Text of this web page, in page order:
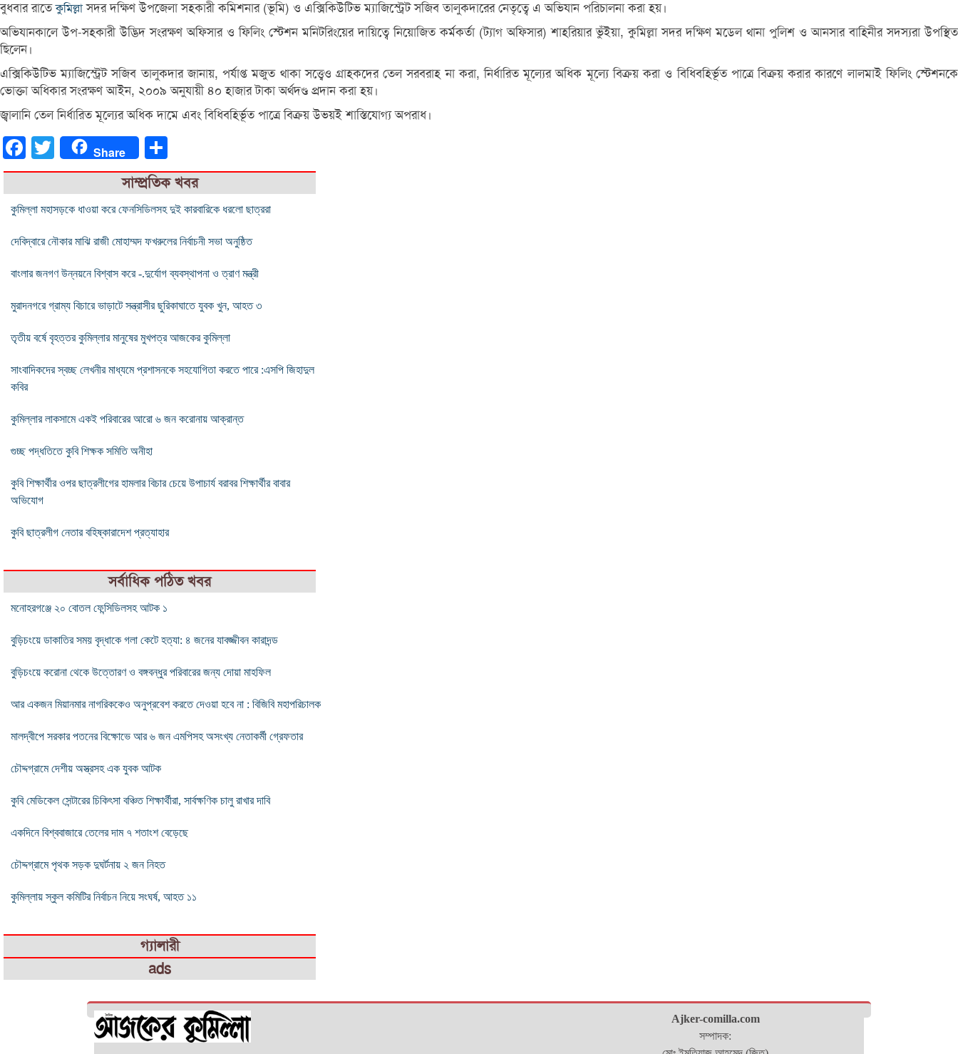
বুধবার রাতেকুমিল্লাসদর দক্ষিণ উপজেলা সহকারী কমিশনার (ভূমি) ও এক্সিকিউটিভ ম্যাজিস্ট্রেট সজিব তালুকদারের নেতৃত্বে এ অভিযান পরিচালনা করা হয়।
অভিযানকালে উপ-সহকারী উদ্ভিদ সংরক্ষণ অফিসার ও ফিলিং স্টেশন মনিটরিংয়ের দায়িত্বে নিয়োজিত কর্মকর্তা (ট্যাগ অফিসার) শাহরিয়ার ভুঁইয়া, কুমিল্লা সদর দক্ষিণ মডেল থানা পুলিশ ও আনসার বাহিনীর সদস্যরা উপস্থিত
ছিলেন।
এক্সিকিউটিভ ম্যাজিস্ট্রেট সজিব তালুকদার জানায়, পর্যাপ্ত মজুত থাকা সত্ত্বেও গ্রাহকদের তেল সরবরাহ না করা, নির্ধারিত মূল্যের অধিক মূল্যে বিক্রয় করা ও বিধিবহির্ভূত পাত্রে বিক্রয় করার কারণে লালমাই ফিলিং স্টেশনকে
ভোক্তা অধিকার সংরক্ষণ আইন, ২০০৯ অনুযায়ী ৪০ হাজার টাকা অর্থদণ্ড প্রদান করা হয়।
জ্বালানি তেল নির্ধারিত মূল্যের অধিক দামে এবং বিধিবহির্ভূত পাত্রে বিক্রয় উভয়ই শাস্তিযোগ্য অপরাধ।
FacebookTwitter Share
সাম্প্রতিক খবর
কুমিল্লা মহাসড়কে ধাওয়া করে ফেনসিডিলসহ দুই কারবারিকে ধরলো ছাত্ররা
দেবিদ্বারে নৌকার মাঝি রাজী মোহাম্মদ ফখরুলের নির্বাচনী সভা অনুষ্ঠিত
বাংলার জনগণ উন্নয়নে বিশ্বাস করে -.দুর্যোগ ব্যবস্থাপনা ও ত্রাণ মন্ত্রী
মুরাদনগরে গ্রাম্য বিচারে ভাড়াটে সন্ত্রাসীর ছুরিকাঘাতে যুবক খুন, আহত ৩
তৃতীয় বর্ষে বৃহত্তর কুমিল্লার মানুষের মুখপত্র আজকের কুমিল্লা
সাংবাদিকদের স্বচ্ছ লেখনীর মাধ্যমে প্রশাসনকে সহযোগিতা করতে পারে :এসপি জিহাদুল
কবির
কুমিল্লার লাকসামে একই পরিবারের আরো ৬ জন করোনায় আক্রান্ত
গুচ্ছ পদ্ধতিতে কুবি শিক্ষক সমিতি অনীহা
কুবি শিক্ষার্থীর ওপর ছাত্রলীগের হামলার বিচার চেয়ে উপাচার্য বরাবর শিক্ষার্থীর বাবার
অভিযোগ
কুবি ছাত্রলীগ নেতার বহিষ্কারাদেশ প্রত্যাহার
সর্বাধিক পঠিত খবর
মনোহরগঞ্জে ২০ বোতল ফেন্সিডিলসহ আটক ১
বুড়িচংয়ে ডাকাতির সময় বৃদ্ধাকে গলা কেটে হত্যা: ৪ জনের যাবজ্জীবন কারাদন্ড
বুড়িচংয়ে করোনা থেকে উত্তোরণ ও বঙ্গবন্ধুর পরিবারের জন্য দোয়া মাহফিল
আর একজন মিয়ানমার নাগরিককেও অনুপ্রবেশ করতে দেওয়া হবে না : বিজিবি মহাপরিচালক
মালদ্বীপে সরকার পতনের বিক্ষোভে আর ৬ জন এমপিসহ অসংখ্য নেতাকর্মী গ্রেফতার
চৌদ্দগ্রামে দেশীয় অস্ত্রসহ এক যুবক আটক
কুবি মেডিকেল সেন্টারের চিকিৎসা বঞ্চিত শিক্ষার্থীরা, সার্বক্ষণিক চালু রাখার দাবি
একদিনে বিশ্ববাজারে তেলের দাম ৭ শতাংশ বেড়েছে
চৌদ্দগ্রামে পৃথক সড়ক দুঘর্টনায় ২ জন নিহত
কুমিল্লায় স্কুল কমিটির নির্বাচন নিয়ে সংঘর্ষ, আহত ১১
গ্যালারী
ads
Ajker-comilla.com
সম্পাদক: